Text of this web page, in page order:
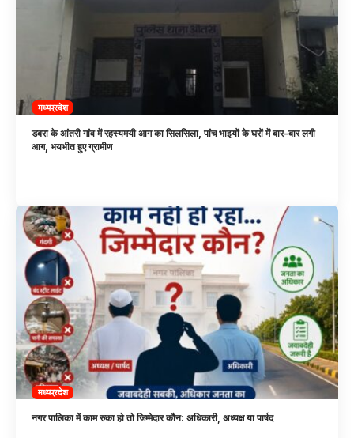
मध्यप्रदेश
डबरा के आंतरी गांव में रहस्यमयी आग का सिलसिला, पांच भाइयों के घरों में बार-बार लगी
आग, भयभीत हुए ग्रामीण
मध्यप्रदेश
नगर पालिका में काम रुका हो तो जिम्मेदार कौन: अधिकारी, अध्यक्ष या पार्षद